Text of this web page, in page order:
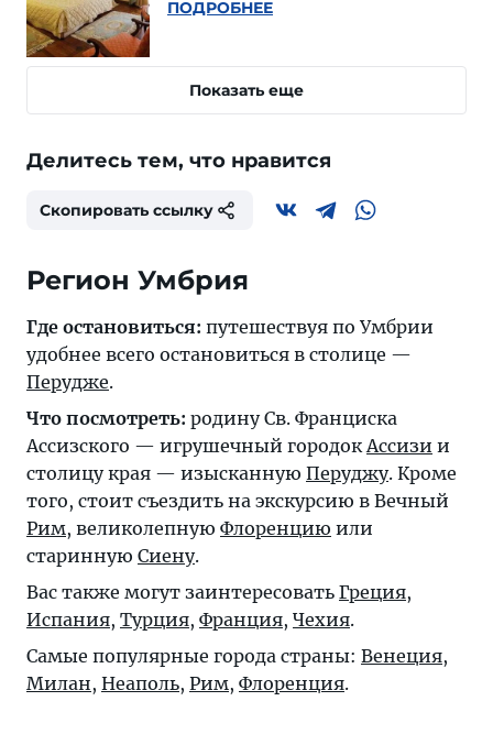
ПОДРОБНЕЕ
Показать еще
Делитесь тем, что нравится
Скопировать ссылку
Регион Умбрия
Где остановиться: путешествуя по Умбрии
удобнее всего остановиться в столице —
Перудже.
Что посмотреть: родину Св. Франциска
Ассизского — игрушечный городокАссизи и
столицу края — изысканную Перуджу. Кроме
того, стоит съездить на экскурсию в Вечный
Рим, великолепную Флоренцию или
старинную Сиену.
Вас также могут заинтересовать Греция,
Испания, Турция, Франция, Чехия.
Самые популярные города страны: Венеция,
Милан, Неаполь, Рим, Флоренция.